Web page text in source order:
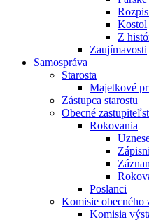
Kostol
Z
Zaujímavosti
Samospráva
Starosta
Majetkové
Zástupca starostu
Obecné
Rokovania
Poslanci
Komisie obecného
Komisia